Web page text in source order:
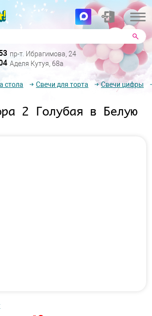
пр-т. Ибрагимова, 24
Аделя Кутуя, 68а
стола Свечи для торта Свечи цифры
2 Голубая в Белую